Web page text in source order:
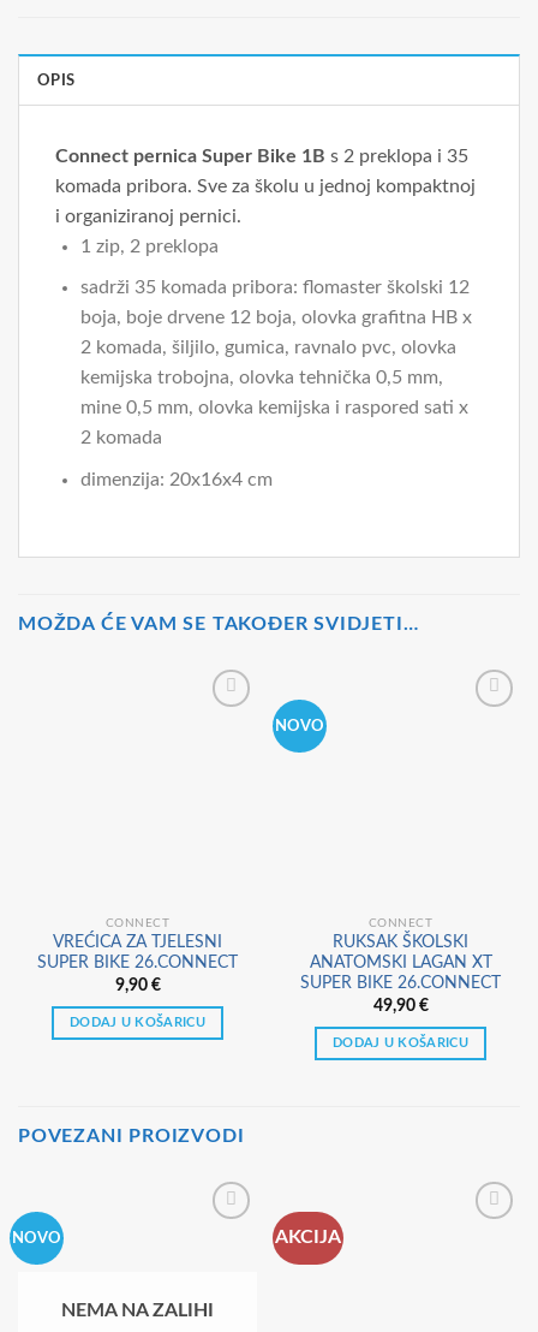
OPIS
Connect pernica Super Bike 1B s 2 preklopa i 35
komada pribora. Sve za školu u jednoj kompaktnoj
i organiziranoj pernici.
1 zip, 2 preklopa
sadrži 35 komada pribora: flomaster školski 12
boja, boje drvene 12 boja, olovka grafitna HB x
2 komada, šiljilo, gumica, ravnalo pvc, olovka
kemijska trobojna, olovka tehnička 0,5 mm,
mine 0,5 mm, olovka kemijska i raspored sati x
2 komada
dimenzija: 20x16x4 cm
MOŽDA ĆE VAM SE TAKOĐER SVIDJETI…
CONNECT
VREĆICA ZA TJELESNI
SUPER BIKE 26.CONNECT
9,90 €
DODAJ U KOŠARICU
NOVO
CONNECT
RUKSAK ŠKOLSKI
ANATOMSKI LAGAN XT
SUPER BIKE 26.CONNECT
49,90 €
DODAJ U KOŠARICU
POVEZANI PROIZVODI
NOVO
NEMA NA ZALIHI
AKCIJA